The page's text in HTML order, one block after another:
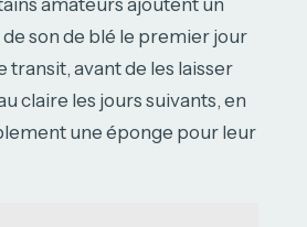
amateurs ajoutent un
son de blé le premier jour
transit, avant de les laisser
claire les jours suivants, en
une éponge pour leur